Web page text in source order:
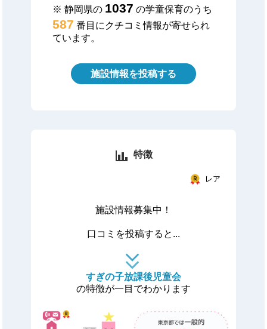
※ 静岡県の 1037 の学童保育のうち
587 番目にクチコミ情報が寄せられ
ています。
施設情報を投稿する
特徴
レア
施設情報募集中！
口コミを投稿すると...
すぎの子放課後児童会
の特徴が一目でわかります